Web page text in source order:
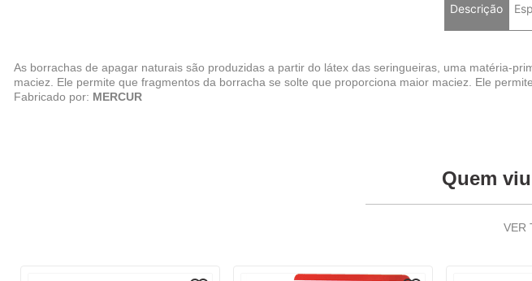
Descrição
As borrachas de apagar naturais são produzidas a partir do látex das seringueiras, uma matéria-
maciez. Ele permite que fragmentos da borracha se solte que proporciona maior maciez. Ele
Fabricado por: MERCUR
Quem
VER